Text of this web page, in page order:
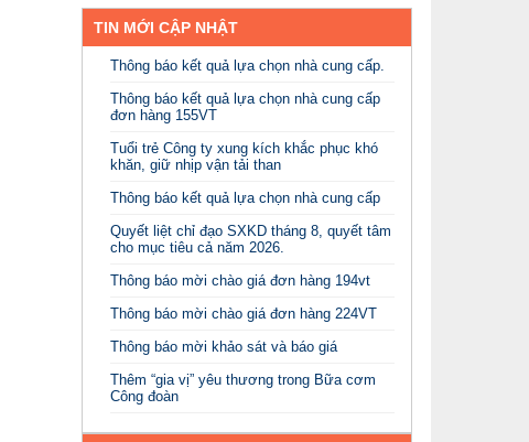
TIN MỚI CẬP NHẬT
Thông báo kết quả lựa chọn nhà cung cấp.
Thông báo kết quả lựa chọn nhà cung cấp
đơn hàng 155VT
Tuổi trẻ Công ty xung kích khắc phục khó
khăn, giữ nhịp vận tải than
Thông báo kết quả lựa chọn nhà cung cấp
Quyết liệt chỉ đạo SXKD tháng 8, quyết tâm
cho mục tiêu cả năm 2026.
Thông báo mời chào giá đơn hàng 194vt
Thông báo mời chào giá đơn hàng 224VT
Thông báo mời khảo sát và báo giá
Thêm “gia vị” yêu thương trong Bữa cơm
Công đoàn